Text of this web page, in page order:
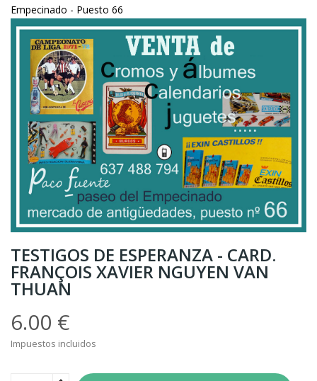
Empecinado - Puesto 66
TESTIGOS DE ESPERANZA - CARD.
FRANÇOIS XAVIER NGUYEN VAN
THUAN
6.00 €
Impuestos incluidos